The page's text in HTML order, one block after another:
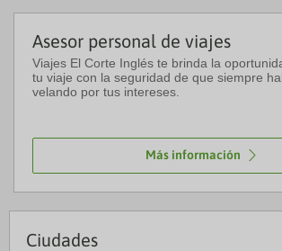
Asesor personal de viajes
Viajes El Corte Inglés te brinda la
tu viaje con la seguridad de que siempre
velando por tus intereses.
Más información
Ciudades